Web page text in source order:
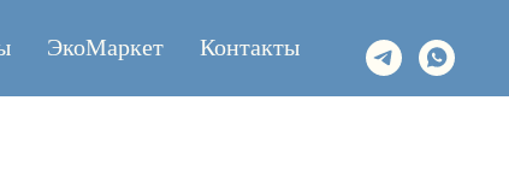
ЭкоМаркет Контакты